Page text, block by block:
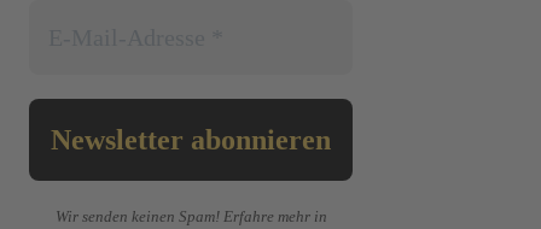
Wir senden keinen Spam! Erfahre mehr in